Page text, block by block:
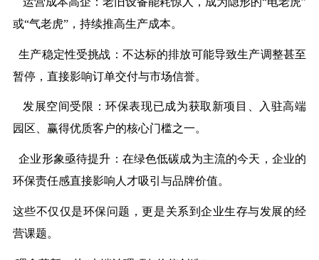
或“气老虎”，持续推高生产成本。
生产稳定性受挑战：不达标的排放可能导致生产调整甚至
暂停，直接影响订单交付与市场信誉。
发展空间受限：环保表现已成为获取新项目、入驻高端
园区、赢得优质客户的核心门槛之一。
企业形象亟待提升：在绿色低碳成为主流的今天，企业的
环保责任感直接影响人才吸引与品牌价值。
这些不仅仅是环保问题，更是关系到企业生存与发展的经
营课题。